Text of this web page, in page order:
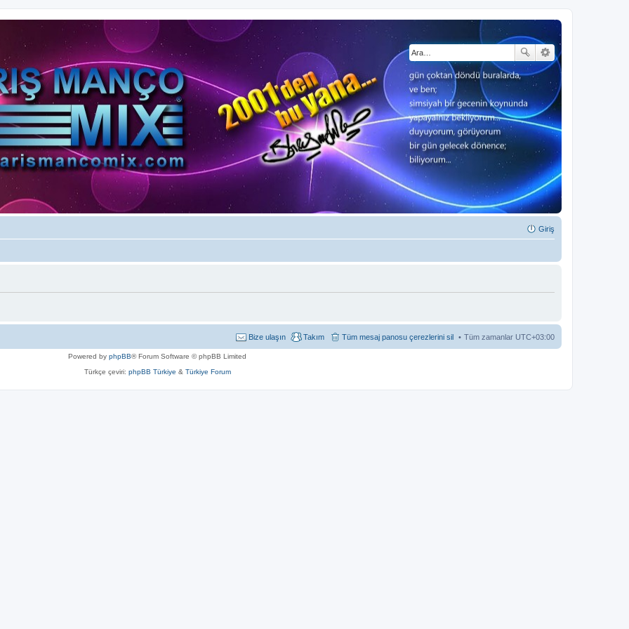
Giriş
Tüm zamanlar UTC+03:00
Tüm mesaj panosu çerezlerini sil
Takım
Bize ulaşın
Powered by phpBB® Forum Software © phpBB Limited
Türkçe çeviri: phpBB Türkiye & Türkiye Forum